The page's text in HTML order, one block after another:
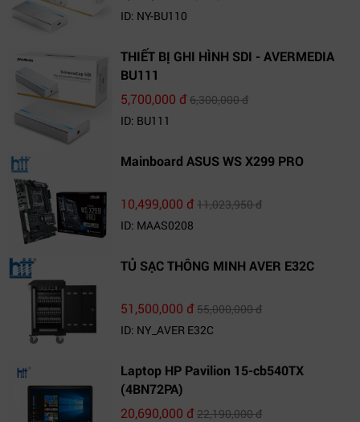
ID: NY-BU110
THIẾT BỊ GHI HÌNH SDI - AVERMEDIA
BU111
5,700,000 đ6,300,000 đ
ID: BU111
Mainboard ASUS WS X299 PRO
10,499,000 đ11,023,950 đ
ID: MAAS0208
TỦ SẠC THÔNG MINH AVER E32C
51,500,000 đ55,000,000 đ
ID: NY_AVER E32C
Laptop HP Pavilion 15-cb540TX
(4BN72PA)
20,690,000 đ22,190,000 đ